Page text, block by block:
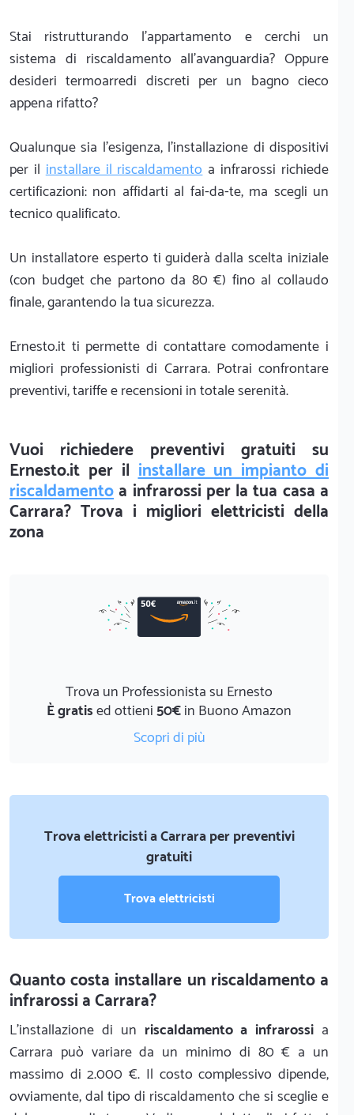
Stai ristrutturando l'appartamento e cerchi un
sistema di riscaldamento all'avanguardia? Oppure
desideri termoarredi discreti per un bagno cieco
appena rifatto?
Qualunque sia l'esigenza, l'installazione di dispositivi
per ilinstallare il riscaldamentoa infrarossi richiede
certificazioni: non affidarti al fai-da-te, ma scegli un
tecnico qualificato.
Un installatore esperto ti guiderà dalla scelta iniziale
(con budget che partono da 80 €) fino al collaudo
finale, garantendo la tua sicurezza.
Ernesto.it ti permette di contattare comodamente i
migliori professionisti di Carrara. Potrai confrontare
preventivi, tariffe e recensioni in totale serenità.
Vuoi richiedere preventivi gratuiti su
Ernesto.it per ilinstallare un impianto di
riscaldamento a infrarossi per la tua casa a
Carrara? Trova i migliori elettricisti della
zona
Trova un Professionista su Ernesto
È gratised ottieni50€in Buono Amazon
Scopri di più
Trova elettricisti a Carrara per preventivi
gratuiti
Trova elettricisti
Quanto costa installare un riscaldamento a
infrarossi a Carrara?
L'installazione di un riscaldamento a infrarossi a
Carrara può variare da un minimo di 80 € a un
massimo di 2.000 €. Il costo complessivo dipende,
ovviamente, dal tipo di riscaldamento che si sceglie e